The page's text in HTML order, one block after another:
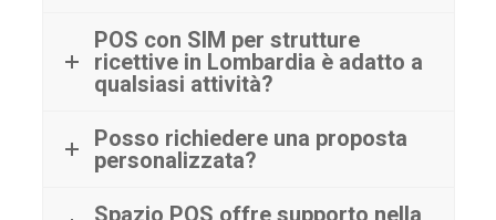
POS con SIM per strutture
ricettive in Lombardia è adatto a
qualsiasi attività?
Posso richiedere una proposta
personalizzata?
Spazio POS offre supporto nella